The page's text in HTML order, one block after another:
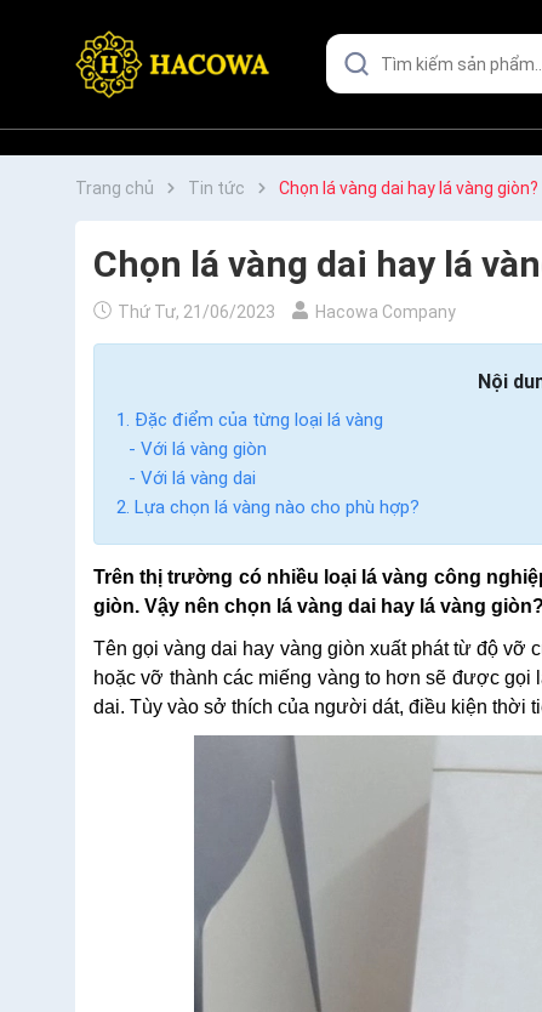
Trang chủ Tin tức Chọn lá vàng dai hay lá vàng giòn?
Chọn lá vàng dai hay lá
Thứ Tư, 21/06/2023 Hacowa Company
Nội
1. Đặc điểm của từng loại lá vàng
- Với lá vàng giòn
- Với lá vàng dai
2. Lựa chọn lá vàng nào cho phù hợp?
Trên thị trường có nhiều loại lá vàng công
giòn. Vậy nên chọn lá vàng dai hay lá vàng giòn?
Tên gọi vàng dai hay vàng giòn xuất phát từ độ
hoặc vỡ thành các miếng vàng to hơn sẽ được
dai. Tùy vào sở thích của người dát, điều kiện thời